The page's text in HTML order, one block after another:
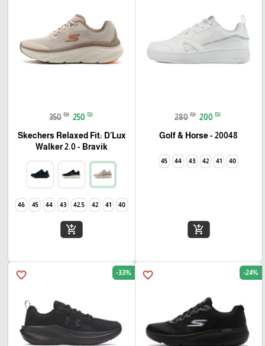
280 ₪ 200 ₪
Golf & Horse - 20048
40
41
42
43
44
45
add_shopping_cart
350 ₪ 250 ₪
Skechers Relaxed Fit: D'Lux
Walker 2.0 - Bravik
40
41
42
42.5
43
44
45
46
add_shopping_cart
favorite_border -24%
favorite_border -33%